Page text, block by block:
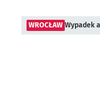
WROCŁAW Wypadek